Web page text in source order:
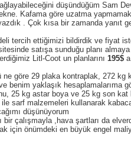
düşündüğüm Sam
Kafama göre uzatma
. Çok kısa bir zamanda yanıt
tercih ettiğimizi bildirdik ve fiyat
satışa sunduğu planı
Litl-Coot un planlarını 195$
ne göre 29 plaka kontraplak, 272
benim yaklaşık hesaplamalarıma
25 kg astar boya ve 25 kg son
sarf malzemeleri kullanarak
düşünüyorum
bir çalışmayla ,hava şartları da
için önümdeki en büyük engel